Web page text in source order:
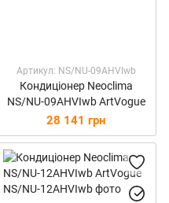
Артикул: NS/NU-09AHVIwb
Кондиціонер Neoclima
NS/NU-09AHVIwb ArtVogue
28 141 грн